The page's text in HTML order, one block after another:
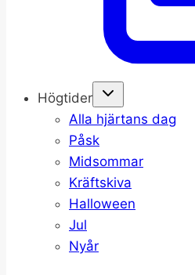
Högtider
Alla hjärtans dag
Påsk
Midsommar
Kräftskiva
Halloween
Jul
Nyår